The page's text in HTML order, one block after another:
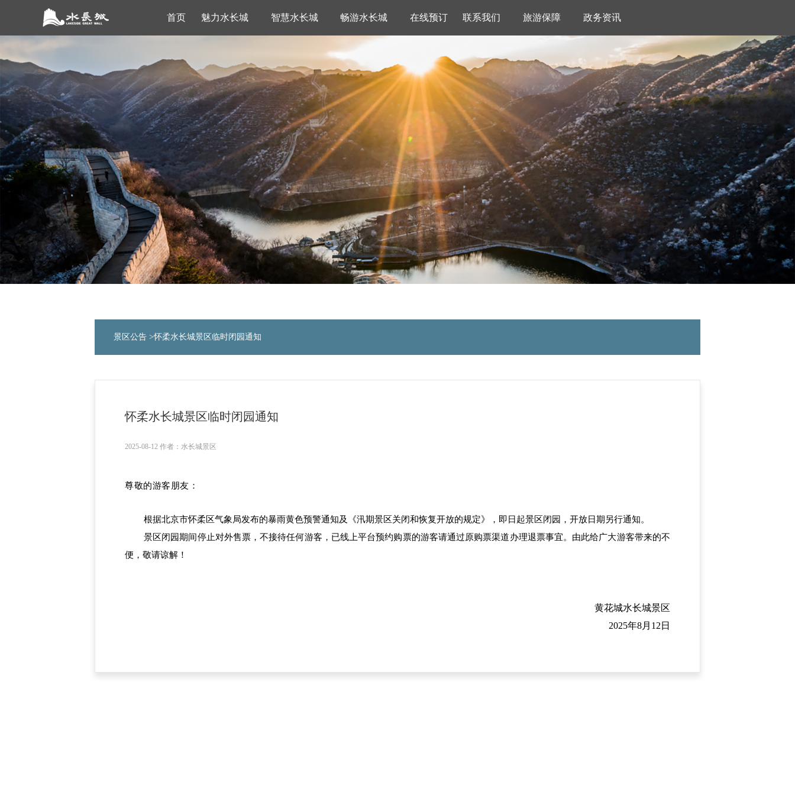
首页 魅力水长城 智慧水长城 畅游水长城 在线预订 联系我们 旅游保障 政务资讯
票务公示 景区荣誉
黑龙潭VR 明代板栗园VR 湖心半岛VR 景区视频
休闲娱乐 拓展训练 景区地图
联系我们 招商信息
旅游常识 客服中心
党支E先锋
景区公告 >怀柔水长城景区临时闭园通知
怀柔水长城景区临时闭园通知
2025-08-12 作者：水长城景区
尊敬的游客朋友：
根据北京市怀柔区气象局发布的暴雨黄色预警通知及《汛期景区关闭和恢复开放的规定》，即日起景区闭园，开放日期另行通知。
景区闭园期间停止对外售票，不接待任何游客，已线上平台预约购票的游客请通过原购票渠道办理退票事宜。由此给广大游客带来的不
便，敬请谅解！
黄花城水长城景区
2025年8月12日